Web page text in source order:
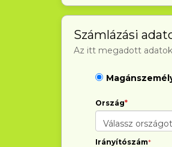
Számlázási
Az itt megadott adatok
Ország*
Válassz
Irányítószám*